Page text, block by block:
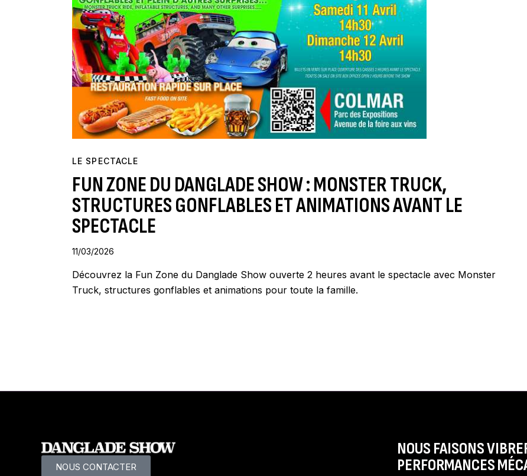
LE SPECTACLE
FUN ZONE DU DANGLADE SHOW : MONSTER TRUCK,
STRUCTURES GONFLABLES ET ANIMATIONS AVANT LE
SPECTACLE
11/03/2026
Découvrez la Fun Zone du Danglade Show ouverte 2 heures avant le spectacle avec Monster
Truck, structures gonflables et animations pour toute la famille.
NOUS CONTACTER
NOUS FAISONS
PERFORMANCES